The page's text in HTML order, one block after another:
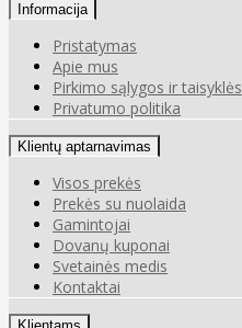
Informacija
Pristatymas
Apie mus
Pirkimo sąlygos ir taisyklės
Privatumo politika
Klientų aptarnavimas
Visos prekės
Prekės su nuolaida
Gamintojai
Dovanų kuponai
Svetainės medis
Kontaktai